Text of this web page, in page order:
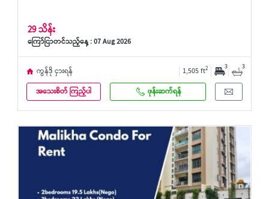
29 သိန်း
ကြော်ငြာတင်သည့်နေ့ : 07 Aug 2026
ကွန်ဒို ငှားရန် 1,505 ft2 3 3
အသေးစိတ် ကြည့်ပါ ဖုန်းဆက်ရန်